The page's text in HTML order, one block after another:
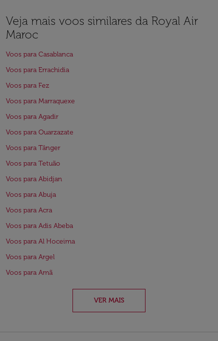
Veja mais voos similares da Royal Air
Maroc
Voos para Casablanca
Voos para Errachidia
Voos para Fez
Voos para Marraquexe
Voos para Agadir
Voos para Ouarzazate
Voos para Tânger
Voos para Tetuão
Voos para Abidjan
Voos para Abuja
Voos para Acra
Voos para Adis Abeba
Voos para Al Hoceima
Voos para Argel
Voos para Amã
VER MAIS